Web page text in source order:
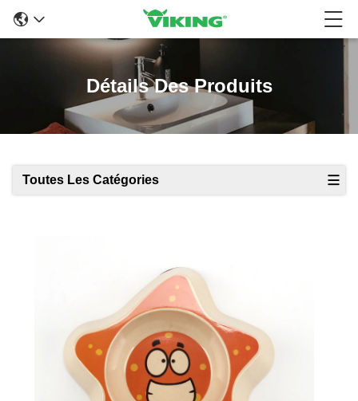
Détails Des Produits
Toutes Les Catégories